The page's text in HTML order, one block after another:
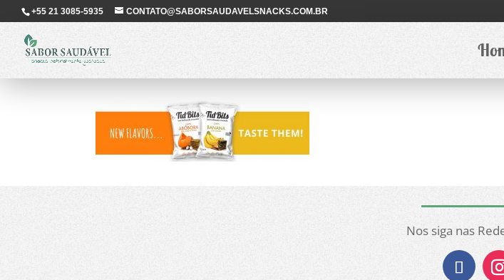
+55 21 3085-5935 CONTATO@SABORSAUDAVELSNACKS.COM.BR
Banner-TB-
Nos siga nas